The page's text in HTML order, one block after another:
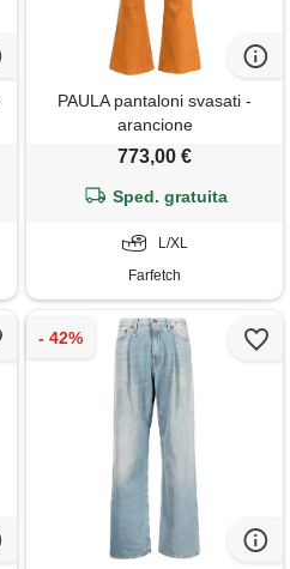
PAULA pantaloni svasati -
arancione
773,00 €
Sped. gratuita
L/XL
Farfetch